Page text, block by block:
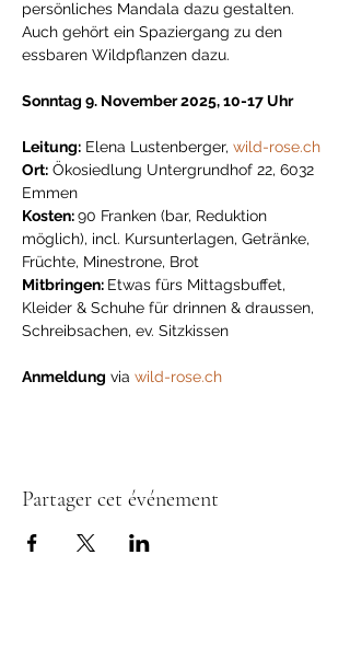
persönliches Mandala dazu gestalten.
Auch gehört ein Spaziergang zu den
essbaren Wildpflanzen dazu.
Sonntag 9. November 2025, 10-17 Uhr
Leitung: Elena Lustenberger, wild-rose.ch
Ort: Ökosiedlung Untergrundhof 22, 6032
Emmen
Kosten: 90 Franken (bar, Reduktion
möglich), incl. Kursunterlagen, Getränke,
Früchte, Minestrone, Brot
Mitbringen: Etwas fürs Mittagsbuffet,
Kleider & Schuhe für drinnen & draussen,
Schreibsachen, ev. Sitzkissen
Anmeldung via wild-rose.ch
Partager cet événement